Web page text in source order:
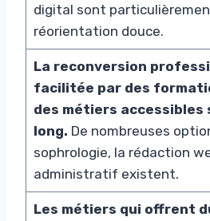
digital sont
réorientation douce.
La reconversion
facilitée par des
des métiers accessibles
long. De nombreuses
sophrologie, la rédaction
administratif existent.
Les métiers qui offrent